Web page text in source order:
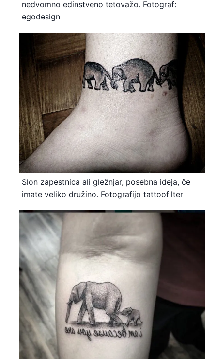
nedvomno edinstveno tetovažo. Fotograf:
egodesign
Slon zapestnica ali gležnjar, posebna ideja, če
imate veliko družino. Fotografijo tattoofilter